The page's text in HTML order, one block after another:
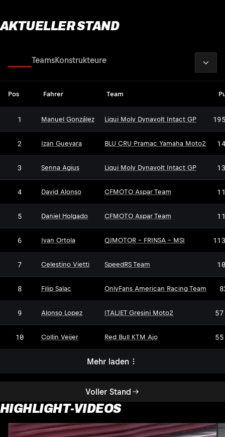
AKTUELLER STAND
Voller Stand
TeamsKonstrukteure
Pos Fahrer Team
1 Manuel González Liqui Moly Dynavolt Intact GP
2 Izan Guevara BLU CRU Pramac Yamaha Moto2
3 Senna Agius Liqui Moly Dynavolt Intact GP
4 David Alonso CFMOTO Aspar Team
5 Daniel Holgado CFMOTO Aspar Team
6 Ivan Ortola QJMOTOR - FRINSA - MSI
7 Celestino Vietti SpeedRS Team
8 Filip Salac OnlyFans American Racing Team
9 Alonso Lopez ITALJET Gresini Moto2
10 Collin Veijer Red Bull KTM Ajo
Mehr laden
HIGHLIGHT-VIDEOS